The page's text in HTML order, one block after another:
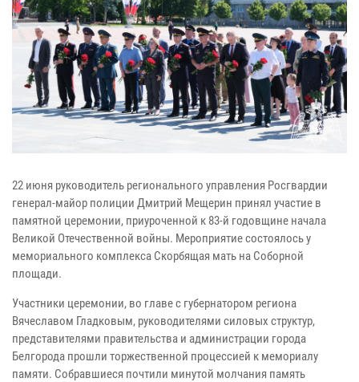
22 июня руководитель регионального управления Росгвардии
генерал-майор полиции Дмитрий Мещерин принял участие в
памятной церемонии, приуроченной к 83-й годовщине начала
Великой Отечественной войны. Мероприятие состоялось у
мемориального комплекса Скорбящая мать на Соборной
площади.
Участники церемонии, во главе с губернатором региона
Вячеславом Гладковым, руководителями силовых структур,
представителями правительства и администрации города
Белгорода прошли торжественной процессией к мемориалу
памяти. Собравшиеся почтили минутой молчания память